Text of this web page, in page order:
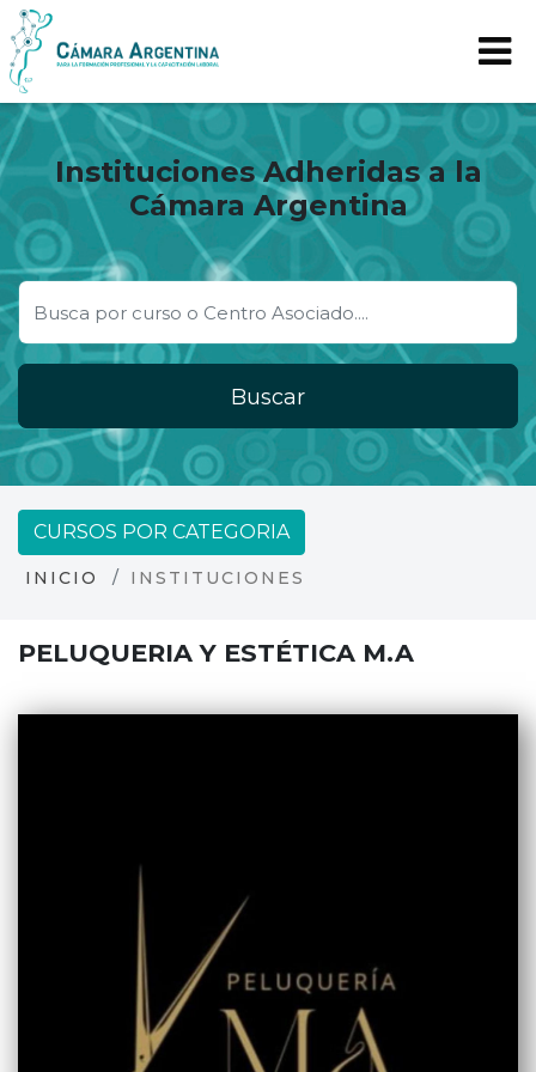
Instituciones Adheridas a la
Cámara Argentina
Buscar
CURSOS POR CATEGORIA
INICIO INSTITUCIONES
PELUQUERIA Y ESTÉTICA M.A